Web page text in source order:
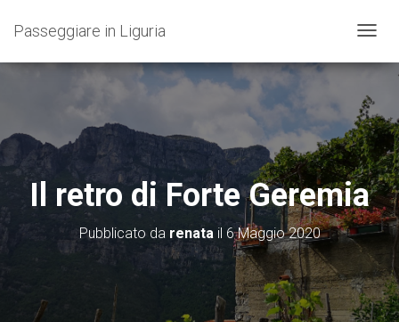
Passeggiare in Liguria
A
I
G
A
Z
I
O
N
E
G
L
E
Il retro di Forte Geremia
Pubblicato da renatail 6 Maggio 2020